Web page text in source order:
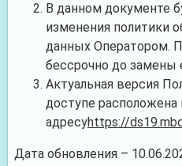
В данном документе
изменения политики
данных Оператором.
бессрочно до замены
Актуальная версия
доступе
адресуhttps://
Дата обновления –